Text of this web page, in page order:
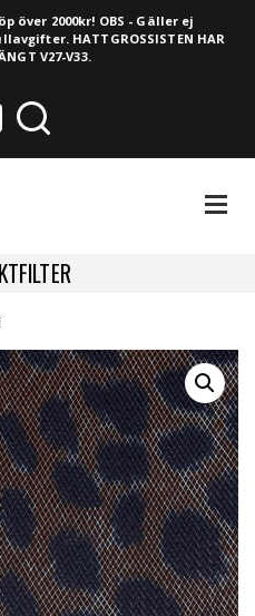
över 2000kr! OBS - Gäller ej
HATTGROSSISTEN HAR
V27-V33.